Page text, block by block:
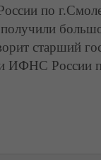
по
старший
ИФНС России